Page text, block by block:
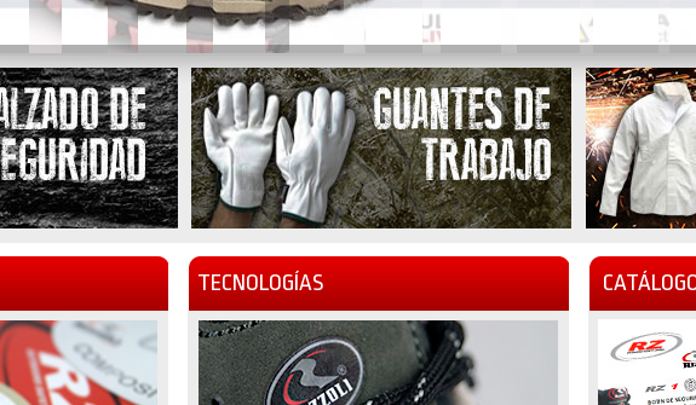
TECNOLOGÍAS